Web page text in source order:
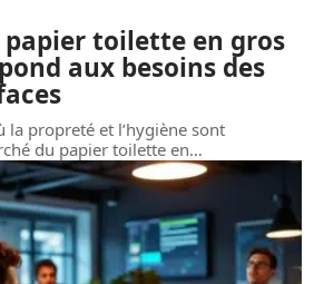
papier toilette en gros
aux besoins des
la propreté et l’hygiène sont
du papier toilette en…